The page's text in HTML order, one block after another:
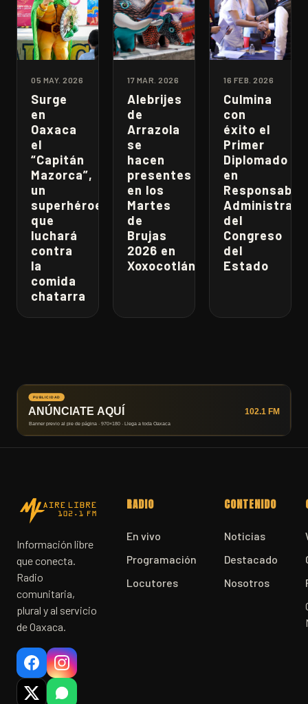
05 MAY. 2026
Surge
en
Oaxaca
el
“Capitán
Mazorca”,
un
superhéroe
que
luchará
contra
la
comida
chatarra
17 MAR. 2026
Alebrijes
de
Arrazola
se
hacen
presentes
en los
Martes
de
Brujas
2026 en
Xoxocotlán
16 FEB. 2026
Culmina
con
éxito el
Primer
Diplomado
en
del
Congreso
del
Estado
Información libre
que conecta.
Radio
comunitaria,
plural y al servicio
de Oaxaca.
RADIO
En vivo
Programación
Locutores
CONTENIDO
Noticias
Destacado
Nosotros